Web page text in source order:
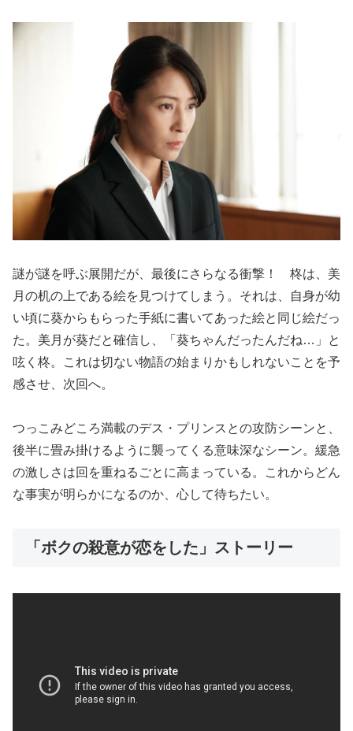
謎が謎を呼ぶ展開だが、最後にさらなる衝撃！ 柊は、美
月の机の上である絵を見つけてしまう。それは、自身が幼
い頃に葵からもらった手紙に書いてあった絵と同じ絵だっ
た。美月が葵だと確信し、「葵ちゃんだったんだね…」と
呟く柊。これは切ない物語の始まりかもしれないことを予
感させ、次回へ。
つっこみどころ満載のデス・プリンスとの攻防シーンと、
後半に畳み掛けるように襲ってくる意味深なシーン。緩急
の激しさは回を重ねるごとに高まっている。これからどん
な事実が明らかになるのか、心して待ちたい。
「ボクの殺意が恋をした」ストーリー